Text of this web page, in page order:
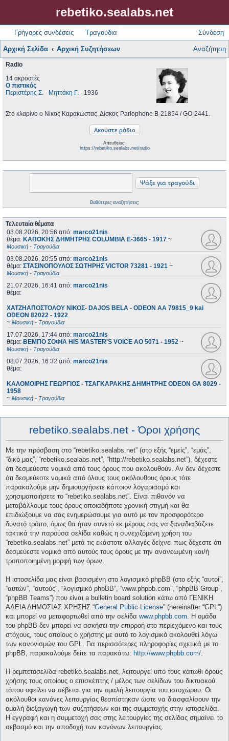
rebetiko.sealabs.net
Γρήγορες συνδέσεις Τραγούδια Σύνδεση
Αρχική Σελίδα Αρχική Συζητήσεων Αναζήτηση
Radio
14 ακροατές
Ο πιστικός
Περιστέρης Σ. - Μηττάκη Γ. - 1936
Στο κλαρίνο ο Νίκος Καρακώστας. Δίσκος Parlophone B-21854 / GO-2441.
Απευθείας:
https://rebetiko.sealabs.net/radio
Βαθύτερες αναζητήσεις;
Τελευταία θέματα
03.08.2026, 20:56 από: marco21nis
θέμα: ΚΑΠΟΚΗΣ ΔΗΜΗΤΡΗΣ COLUMBIA E-3665 - 1917 ~
Μουσική - Τραγούδια
03.08.2026, 20:55 από: marco21nis
θέμα: ΣΤΑΣΙΝΟΠΟΥΛΟΣ ΣΩΤΗΡΗΣ VICTOR 73281 - 1921 ~
Μουσική - Τραγούδια
21.07.2026, 16:41 από: marco21nis
θέμα:
ΧΑΤΖΗΑΠΟΣΤΟΛΟΥ ΝΙΚΟΣ- DAJOS BELA - ODEON AA 79815_9 kai
ODEON 82022 - 1922
~ Μουσική - Τραγούδια
17.07.2026, 17:44 από: marco21nis
θέμα: ΒΕΜΠΟ ΣΟΦΙΑ HIS MASTER'S VOICE AO 5071 - 1952 ~
Μουσική - Τραγούδια
08.07.2026, 16:32 από: marco21nis
θέμα:
ΚΑΛΟΜΟΙΡΗΣ ΓΕΩΡΓΙΟΣ - ΤΣΑΓΚΑΡΑΚΗΣ ΔΗΜΗΤΡΗΣ ODEON GA 8029 -
1958
~ Μουσική - Τραγούδια
rebetiko.sealabs.net - Όροι χρήσης
Με την πρόσβαση στο “rebetiko.sealabs.net” (στο εξής “εμείς”, “εμάς”,
“δικό μας”, “rebetiko.sealabs.net”, “http://rebetiko.sealabs.net”), δέχεστε
ότι δεσμεύεστε νομικά από τους όρους που ακολουθούν. Αν δεν δέχεστε
ότι δεσμεύεστε νομικά από όλους τους ακόλουθους όρους τότε
παρακαλούμε μην δημιουργήσετε κάποιον λογαριασμό και
χρησιμοποιήσετε το “rebetiko.sealabs.net”. Είναι πιθανόν να
μεταβάλλουμε τους όρους οποιαδήποτε χρονική στιγμή και θα
επιδιώξουμε να σας ενημερώσουμε για αυτό με τον προσφορότερο
δυνατό τρόπο, όμως θα ήταν συνετό εκ μέρους σας να ξαναδιαβάζετε
τακτικά την παρούσα σελίδα καθώς η συνεχιζόμενη χρήση του
“rebetiko.sealabs.net” μετά τις εκάστοτε αλλαγές δείχνει πως δέχεστε ότι
δεσμεύεστε νομικά από αυτούς τους όρους με την ανανεωμένη και/ή
τροποποιημένη μορφή των όρων.
Η ιστοσελίδα μας είναι βασισμένη στο λογισμικό phpBB (στο εξής “αυτοί”,
“αυτών”, “αυτούς”, “λογισμικό phpBB”, “www.phpbb.com”, “phpBB Group”,
“phpBB Teams”) που είναι a bulletin board solution κάτω από ΓΕΝΙΚΗ
ΑΔΕΙΑ ΔΗΜΟΣΙΑΣ ΧΡΗΣΗΣ “General Public License” (hereinafter “GPL”)
και μπορεί να μεταφορτωθεί από την σελίδα www.phpbb.com. Η ομάδα
του phpBB δεν μπορεί να ασκήσει την επιρροή στο περιεχόμενο και τους
στόχους, τους οποίους ο χρήστης με αυτό το λογισμικό ακολουθεί λόγω
των κανονισμών του GPL. Για περισσότερες πληροφορίες σχετικά με το
phpBB, παρακαλούμε δείτε τα παρακάτω: http://www.phpbb.com/.
Η ρεμπετοσελίδα rebetiko.sealabs.net, λειτουργεί υπό τους κάτωθι όρους
χρήσης τους οποίους ο επισκέπτης / μέλος των σελίδων του δικτυακού
τόπου οφείλει να σέβεται για την ομαλή λειτουργία του ιστοχώρου. Οι
ακόλουθοι κανόνες λειτουργίας θεσπίστηκαν ώστε να διασφαλίσουν την
ομαλή διεξαγωγή των συζητήσεων και της συμμετοχής στην ιστοσελίδα.
Η εγγραφή και η συμμετοχή σας στης λειτουργίες της σελίδας σημαίνει το
σεβασμό και την αποδοχή των κανόνων λειτουργίας.